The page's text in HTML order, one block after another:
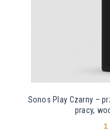
Sonos Play Czarny –
pracy,